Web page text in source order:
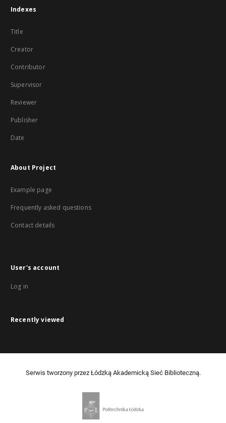
Indexes
Title
Creator
Contributor
Supervisor
Reviewer
Publisher
Date
About Project
Example page
Frequently asked questions
Contact details
User's account
Log in
Recently viewed
Serwis tworzony przez Łódzką Akademicką Sieć Biblioteczną.